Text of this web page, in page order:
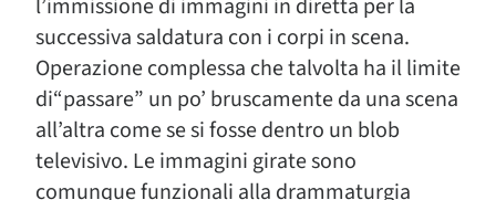
l’immissione di immagini in diretta per la
successiva saldatura con i corpi in scena.
Operazione complessa che talvolta ha il limite
di“passare” un po’ bruscamente da una scena
all’altra come se si fosse dentro un blob
televisivo. Le immagini girate sono
comunque funzionali alla drammaturgia